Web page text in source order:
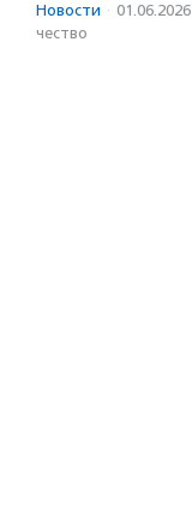
Новости · 01.06.2026
чест­во